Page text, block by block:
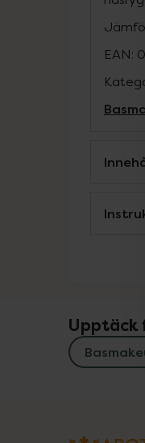
EAN:
Upptäck